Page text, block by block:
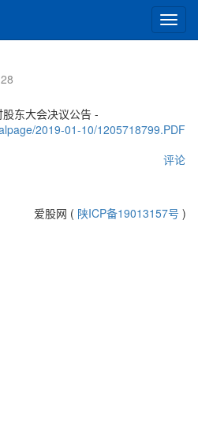
切
换
东大会决议公告 -
2019-01-10/1205718799.PDF
评论
爱股网 ( 陕ICP备19013157号 )